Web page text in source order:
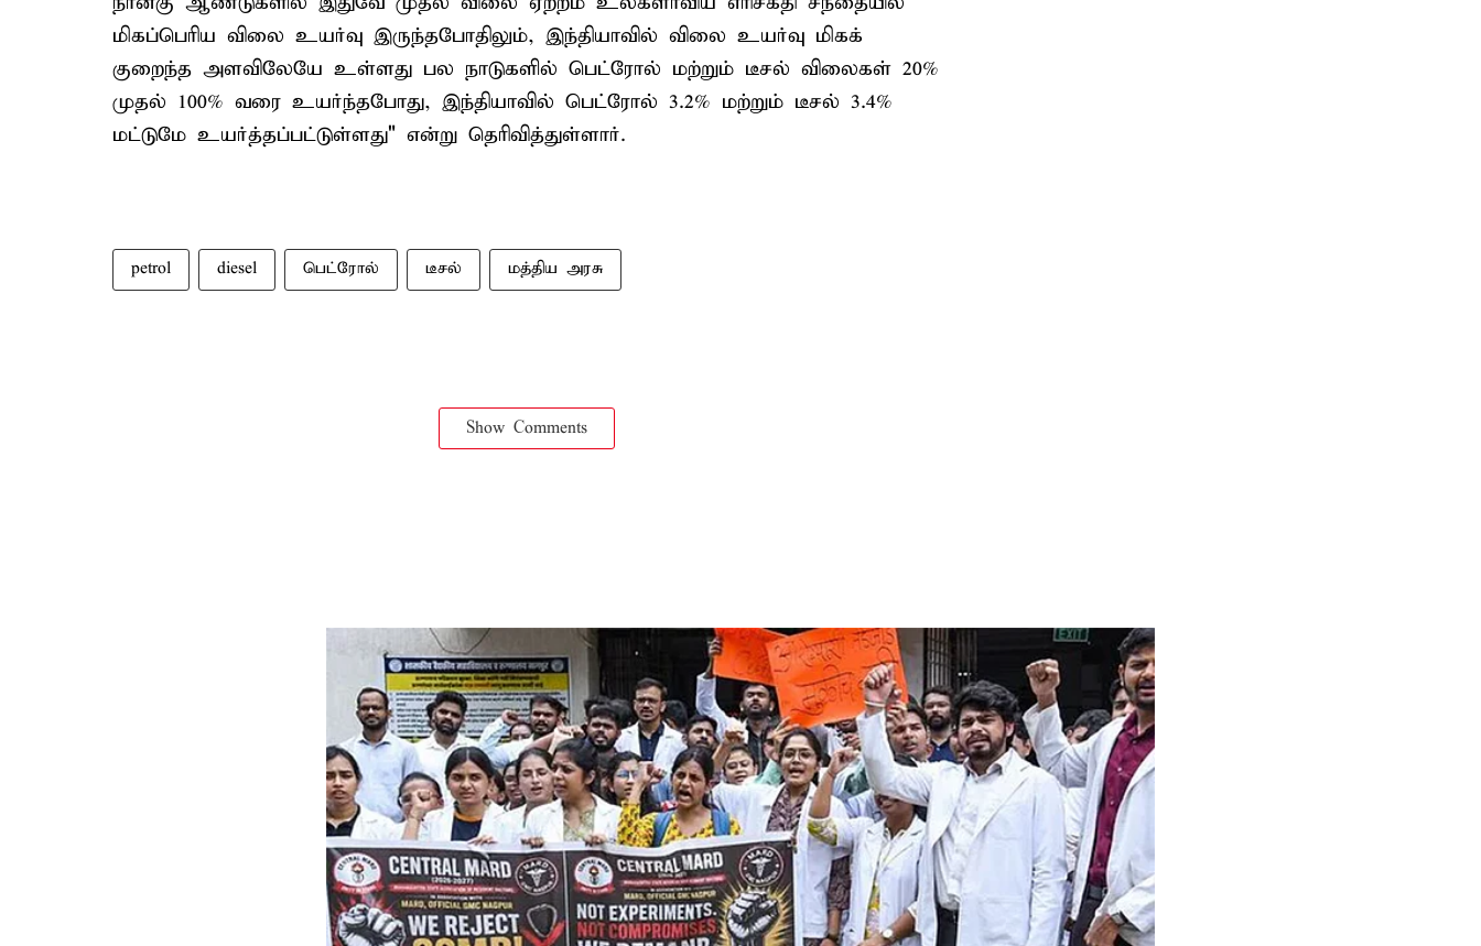
மிகப்பெரிய விலை உயர்வு இருந்தபோதிலும், இந்தியாவில் விலை உயர்வு மிகக்
குறைந்த அளவிலேயே உள்ளது பல நாடுகளில் பெட்ரோல் மற்றும் டீசல் விலைகள் 20%
முதல் 100% வரை உயர்ந்தபோது, ​​இந்தியாவில் பெட்ரோல் 3.2% மற்றும் டீசல் 3.4%
மட்டுமே உயர்த்தப்பட்டுள்ளது" என்று தெரிவித்துள்ளார்.
petrol diesel பெட்ரோல் டீசல் மத்திய அரசு
Show Comments